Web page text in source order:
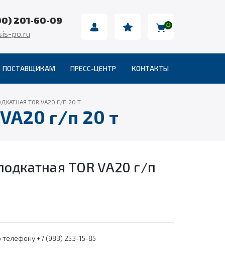
201-60-09
po.ru
ПОСТАВЩИКАМ ПРЕСС-ЦЕНТР КОНТАКТЫ
TOR VA20 Г/П 20 Т
г/п 20 т
TOR VA20 г/п
телефону +7 (983) 253-15-85